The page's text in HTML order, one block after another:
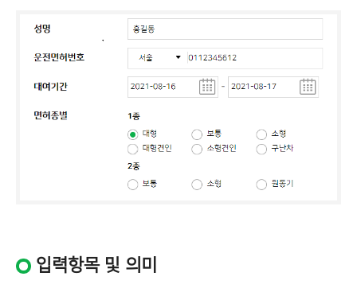
입력항목 및 의미